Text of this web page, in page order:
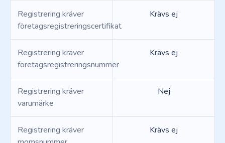
Registrering kräver
företagsregistreringscertifikat
Krävs ej
Registrering kräver
företagsregistreringsnummer
Krävs ej
Registrering kräver
varumärke
Nej
Registrering kräver
Krävs ej